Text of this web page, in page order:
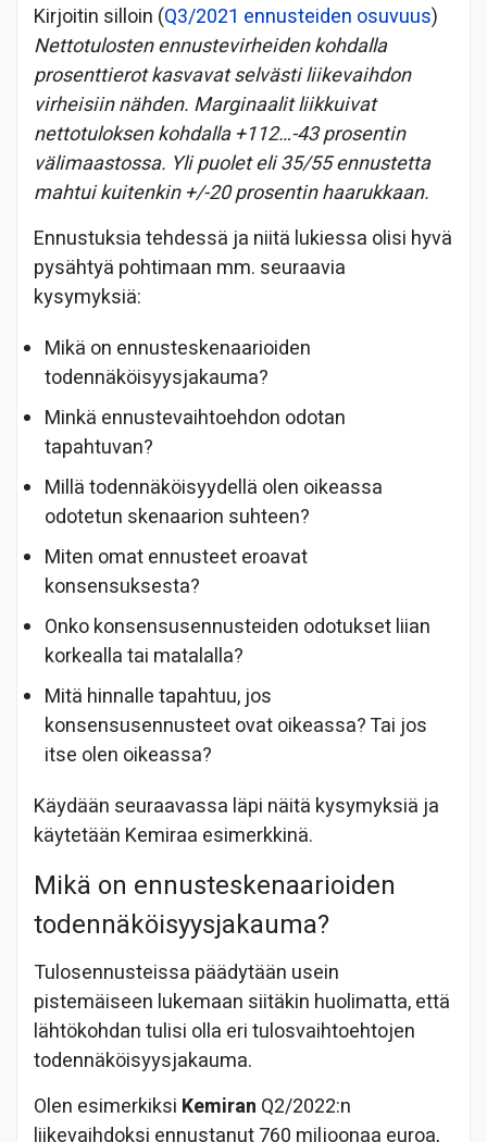
Kirjoitin silloin (Q3/2021 ennusteiden osuvuus)
Nettotulosten ennustevirheiden kohdalla
prosenttierot kasvavat selvästi liikevaihdon
virheisiin nähden. Marginaalit liikkuivat
nettotuloksen kohdalla +112…-43 prosentin
välimaastossa. Yli puolet eli 35/55 ennustetta
mahtui kuitenkin +/-20 prosentin haarukkaan.
Ennustuksia tehdessä ja niitä lukiessa olisi hyvä
pysähtyä pohtimaan mm. seuraavia
kysymyksiä:
Mikä on ennusteskenaarioiden
todennäköisyysjakauma?
Minkä ennustevaihtoehdon odotan
tapahtuvan?
Millä todennäköisyydellä olen oikeassa
odotetun skenaarion suhteen?
Miten omat ennusteet eroavat
konsensuksesta?
Onko konsensusennusteiden odotukset liian
korkealla tai matalalla?
Mitä hinnalle tapahtuu, jos
konsensusennusteet ovat oikeassa? Tai jos
itse olen oikeassa?
Käydään seuraavassa läpi näitä kysymyksiä ja
käytetään Kemiraa esimerkkinä.
Mikä on ennusteskenaarioiden
todennäköisyysjakauma?
Tulosennusteissa päädytään usein
pistemäiseen lukemaan siitäkin huolimatta, että
lähtökohdan tulisi olla eri tulosvaihtoehtojen
todennäköisyysjakauma.
Olen esimerkiksi Kemiran Q2/2022:n
liikevaihdoksi ennustanut 760 miljoonaa euroa,